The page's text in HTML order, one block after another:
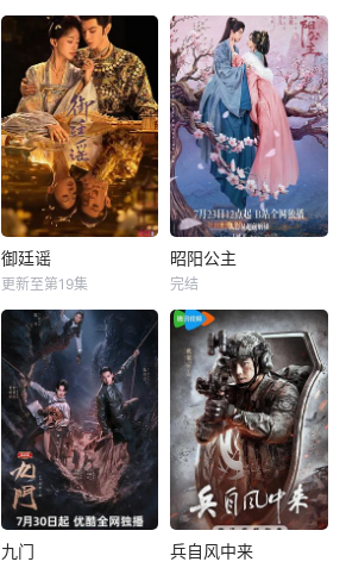
年代质感为基调
肖东昊
民国时期，江淮与
迅哥组成说书班
子，偶遇“白天人住
屋，晚上鬼占房”的
阴阳宅，江淮被掳
走配“阴婚”。他与
女探长穆英搭档，
侦破阎王娶亲、五
鬼运财、木偶杀
人、花妖勾魂、吊
的凶宅奇案。
厉嘉琪
根据素光同同名小
说改编。江逾白长
大以后，林知夏忽
然对他说：“江逾
白，我喜欢你，哲
学和生物学意义上
的喜欢。”那个夜
晚，他脸颊微热，
还听见自己加速的
心跳声……
御廷谣
梁永棋
改编自行烟烟的同
名小说。孟廷辉，
大平王朝有史以来
个以女子进士科三
元及第入翰林院的
奇女子。十年前的
她被他从死人堆里
救出来，蓬头垢面
口齿不清。十年后
御廷谣
更新至第19集
昭阳公主
李宏毅
改编自青帷在晋江
文学城的小说《平
阳公主》。
昭阳公主
完结
九门
九门 兵自风中来
兵自风中来